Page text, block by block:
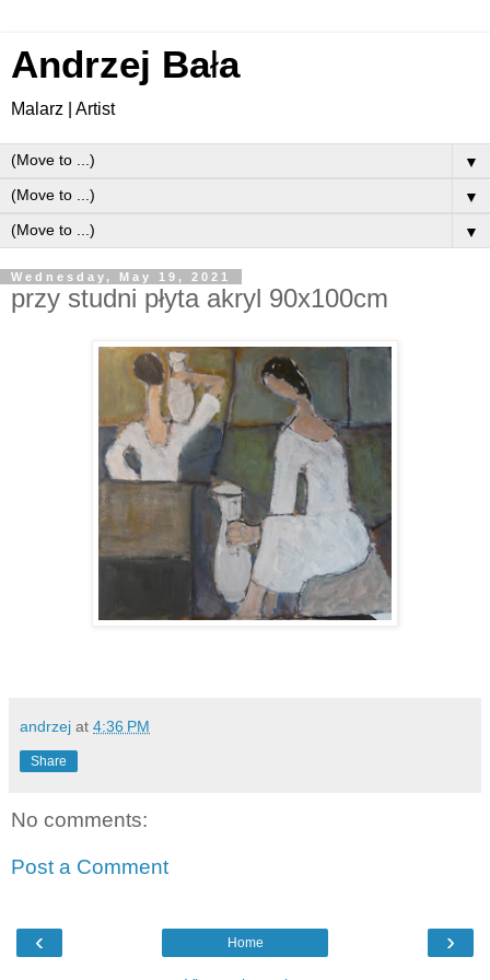
Andrzej Bała
Malarz | Artist
▼
▼
▼
Wednesday, May 19, 2021
przy studni płyta akryl 90x100cm
andrzej at 4:36 PM
Share
No comments:
Post a Comment
‹ ›
Home